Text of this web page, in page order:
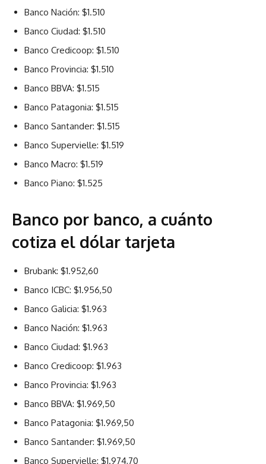
Banco Nación: $1.510
Banco Ciudad: $1.510
Banco Credicoop: $1.510
Banco Provincia: $1.510
Banco BBVA: $1.515
Banco Patagonia: $1.515
Banco Santander: $1.515
Banco Supervielle: $1.519
Banco Macro: $1.519
Banco Piano: $1.525
Banco por banco, a cuánto
cotiza el dólar tarjeta
Brubank: $1.952,60
Banco ICBC: $1.956,50
Banco Galicia: $1.963
Banco Nación: $1.963
Banco Ciudad: $1.963
Banco Credicoop: $1.963
Banco Provincia: $1.963
Banco BBVA: $1.969,50
Banco Patagonia: $1.969,50
Banco Santander: $1.969,50
Banco Supervielle: $1.974,70